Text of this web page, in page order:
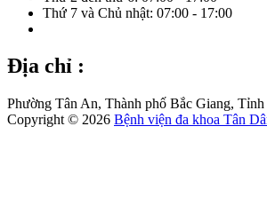
Thứ 7 và Chủ nhật: 07:00 - 17:00
Địa chỉ :
Phường Tân An, Thành phố Bắc Giang,
Copyright © 2026 Bệnh viện đa khoa Tân